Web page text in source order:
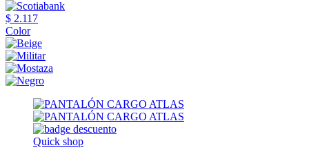
$ 2.117
Color
Quick shop